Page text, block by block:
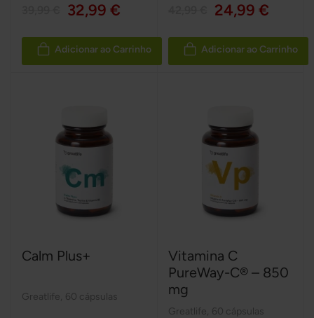
32,99 €
Adicionar ao Carrinho
24,99 €
Adicionar ao Carrinho
Calm Plus+
Greatlife 60 cápsulas
Vitamina C
PureWay-C® – 850
mg
Greatlife 60 cápsulas